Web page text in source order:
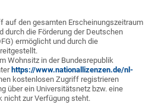
auf den gesamten Erscheinungszeitraum
durch die Förderung der Deutschen
ermöglicht und durch die
Wohnsitz in der Bundesrepublik
https://www.nationallizenzen.de/nl-
kostenlosen Zugriff registrieren
über ein Universitätsnetz bzw. eine
zur Verfügung steht.